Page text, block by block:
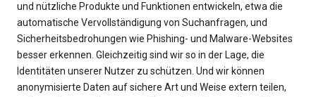
und nützliche Produkte und Funktionen entwickeln, etwa die
automatische Vervollständigung von Suchanfragen, und
Sicherheitsbedrohungen wie Phishing- und Malware-Websites
besser erkennen. Gleichzeitig sind wir so in der Lage, die
Identitäten unserer Nutzer zu schützen. Und wir können
anonymisierte Daten auf sichere Art und Weise extern teilen,